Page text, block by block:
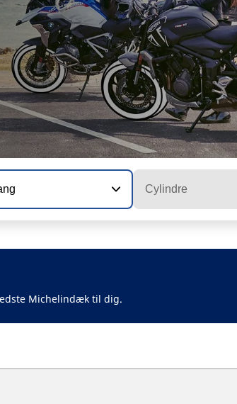
Cylindre
Michelindæk til dig.